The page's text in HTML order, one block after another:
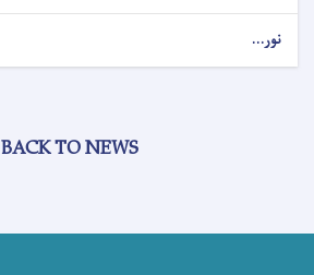
نور...
BACK TO NEWS